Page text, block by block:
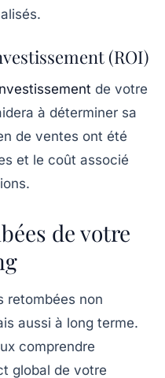
(ROI)
de votre
à déterminer sa
de ventes ont été
et le coût associé
de votre
retombées non
aussi à long terme.
comprendre
global de votre